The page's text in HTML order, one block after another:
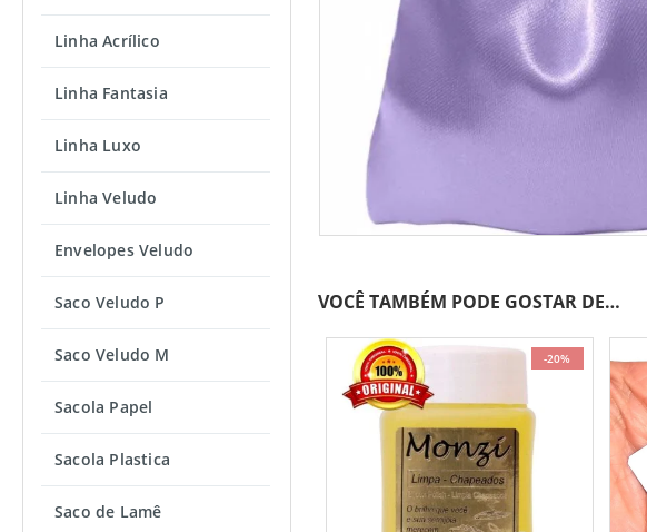
VOCÊ TAMBÉM PODE GOSTAR DE…
-20%
Linha Acrílico
Linha Fantasia
Linha Luxo
Linha Veludo
Envelopes Veludo
Saco Veludo P
Saco Veludo M
Sacola Papel
Sacola Plastica
Saco de Lamê